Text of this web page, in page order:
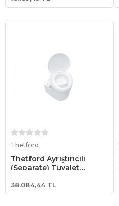
Thetford
Thetford Ayrıştırıcılı
(Separate) Tuvalet
38.084,44 TL